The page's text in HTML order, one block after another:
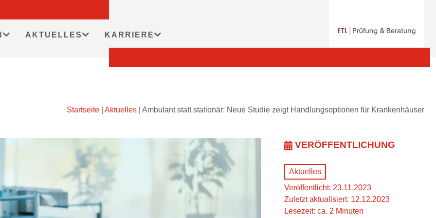
AKTUELLES KARRIERE
Startseite Aktuelles Ambulant statt stationär: Neue Studie zeigt Handlungsoptionen für Krankenhäuser
VERÖFFENTLICHUNG
Aktuelles
Veröffentlicht: 23.11.2023
Zuletzt aktualisiert: 12.12.2023
Lesezeit: ca. 2 Minuten